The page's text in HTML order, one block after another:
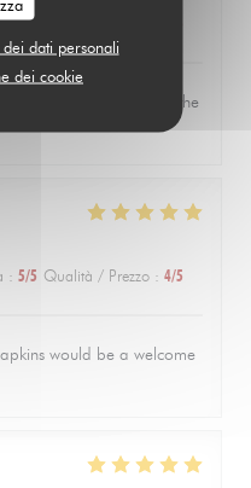
dati personali
dei cookie
: 5/5
The duck breast was the
: 5/5 Qualità / Prezzo : 4/5
would be a welcome